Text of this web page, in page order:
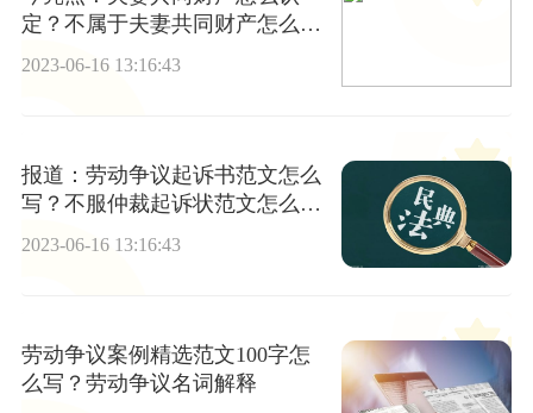
定？不属于夫妻共同财产怎么认
2023-06-16 13:16:43
报道：劳动争议起诉书范文怎么
写？不服仲裁起诉状范文怎么
2023-06-16 13:16:43
劳动争议案例精选范文100字怎
么写？劳动争议名词解释